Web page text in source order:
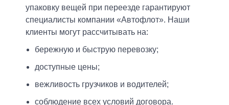
ОПЛАТА-ONLINE
упаковку вещей при переезде гарантируют
специалисты компании «Автофлот». Наши
клиенты могут рассчитывать на:
бережную и быструю перевозку;
доступные цены;
вежливость грузчиков и водителей;
соблюдение всех условий договора.